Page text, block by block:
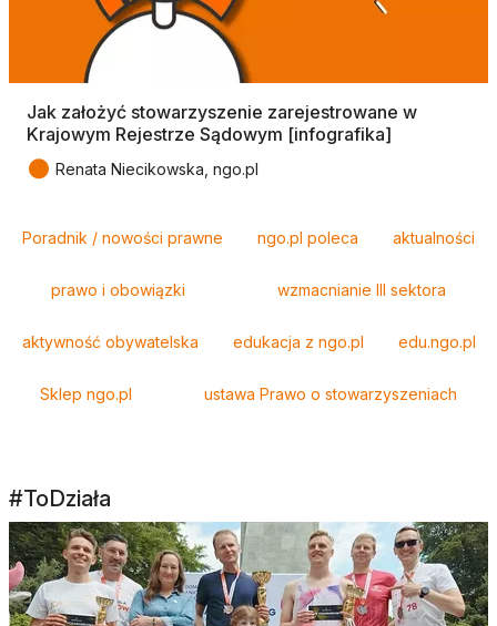
Jak założyć stowarzyszenie zarejestrowane w
Krajowym Rejestrze Sądowym [infografika]
● Renata Niecikowska, ngo.pl
Poradnik / nowości prawne ngo.pl poleca aktualności
prawo i obowiązki wzmacnianie III sektora
aktywność obywatelska edukacja z ngo.pl edu.ngo.pl
Sklep ngo.pl ustawa Prawo o stowarzyszeniach
#ToDziała